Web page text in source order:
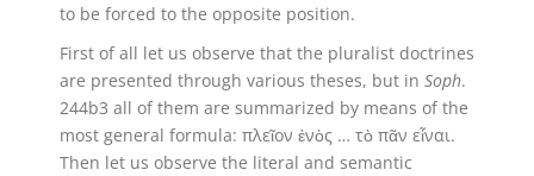
to be forced to the opposite position.
First of all let us observe that the pluralist doctrines
are presented through various theses, but in Soph.
244b3 all of them are summarized by means of the
most general formula: πλεῖον ἑνὸς … τὸ πᾶν εἶναι.
Then let us observe the literal and semantic